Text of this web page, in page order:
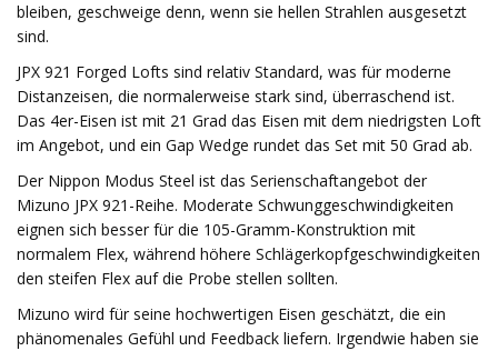
bleiben, geschweige denn, wenn sie hellen Strahlen ausgesetzt
sind.
JPX 921 Forged Lofts sind relativ Standard, was für moderne
Distanzeisen, die normalerweise stark sind, überraschend ist.
Das 4er-Eisen ist mit 21 Grad das Eisen mit dem niedrigsten Loft
im Angebot, und ein Gap Wedge rundet das Set mit 50 Grad ab.
Der Nippon Modus Steel ist das Serienschaftangebot der
Mizuno JPX 921-Reihe. Moderate Schwunggeschwindigkeiten
eignen sich besser für die 105-Gramm-Konstruktion mit
normalem Flex, während höhere Schlägerkopfgeschwindigkeiten
den steifen Flex auf die Probe stellen sollten.
Mizuno wird für seine hochwertigen Eisen geschätzt, die ein
phänomenales Gefühl und Feedback liefern. Irgendwie haben sie